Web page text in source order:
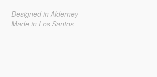
Designed in Alderney
Made in Los Santos